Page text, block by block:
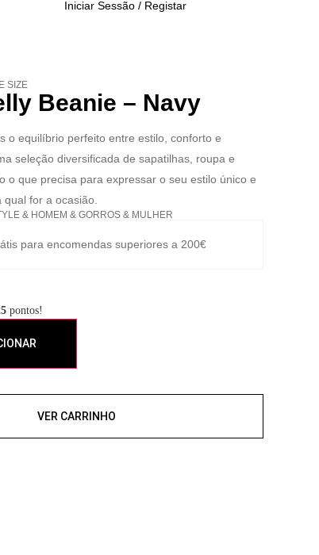
Iniciar Sessão / Registar
SIZE
Beanie – Navy
o equilíbrio perfeito entre estilo, conforto e
seleção diversificada de sapatilhas, roupa e
o que precisa para expressar o seu estilo único e
for a ocasião.
& HOMEM &GORROS & MULHER
para encomendas superiores a 200€
pontos!
VER CARRINHO